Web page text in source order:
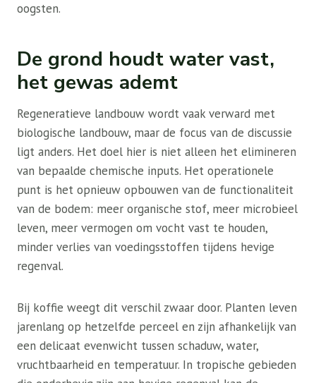
oogsten.
De grond houdt water vast,
het gewas ademt
Regeneratieve landbouw wordt vaak verward met
biologische landbouw, maar de focus van de discussie
ligt anders. Het doel hier is niet alleen het elimineren
van bepaalde chemische inputs. Het operationele
punt is het opnieuw opbouwen van de functionaliteit
van de bodem: meer organische stof, meer microbieel
leven, meer vermogen om vocht vast te houden,
minder verlies van voedingsstoffen tijdens hevige
regenval.
Bij koffie weegt dit verschil zwaar door. Planten leven
jarenlang op hetzelfde perceel en zijn afhankelijk van
een delicaat evenwicht tussen schaduw, water,
vruchtbaarheid en temperatuur. In tropische gebieden